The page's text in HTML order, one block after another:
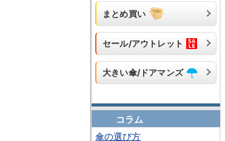
まとめ買い
セール/アウトレット
大きい傘/ドアマンズ
コラム
傘の選び方